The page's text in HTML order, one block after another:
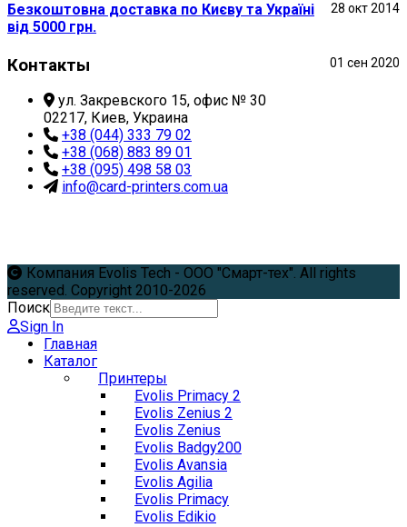
28 окт 2014
Безкоштовна доставка по Києву та Україні
від 5000 грн.
01 сен 2020
Контакты
ул. Закревского 15, офис № 30
02217, Киев, Украина
+38 (044) 333 79 02
+38 (068) 883 89 01
+38 (095) 498 58 03
info@card-printers.com.ua
Компания Evolis Tech - ООО "Смарт-тех". All rights
reserved. Copyright 2010-2026
Поиск
Sign In
Главная
Каталог
Принтеры
Evolis Primacy 2
Evolis Zenius 2
Evolis Zenius
Evolis Badgy200
Evolis Avansia
Evolis Agilia
Evolis Primacy
Evolis Edikio